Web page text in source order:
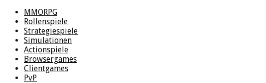
MMORPG
Rollenspiele
Strategiespiele
Simulationen
Actionspiele
Browsergames
Clientgames
PvP